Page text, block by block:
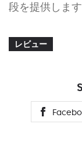
段を提供します
レビュー